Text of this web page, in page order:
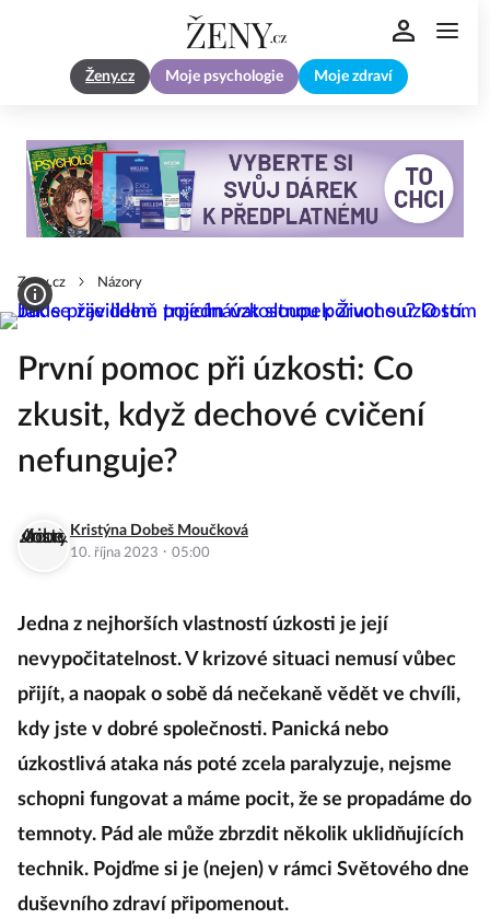
Ženy.cz Moje psychologie Moje zdraví
Zeny.cz Názory
První pomoc při úzkosti: Co
zkusit, když dechové cvičení
nefunguje?
Kristýna Dobeš Moučková
10. října 2023 · 05:00
Jedna z nejhorších vlastností úzkosti je její
nevypočitatelnost. V krizové situaci nemusí vůbec
přijít, a naopak o sobě dá nečekaně vědět ve chvíli,
kdy jste v dobré společnosti. Panická nebo
úzkostlivá ataka nás poté zcela paralyzuje, nejsme
schopni fungovat a máme pocit, že se propadáme do
temnoty. Pád ale může zbrzdit několik uklidňujících
technik. Pojďme si je (nejen) v rámci Světového dne
duševního zdraví připomenout.